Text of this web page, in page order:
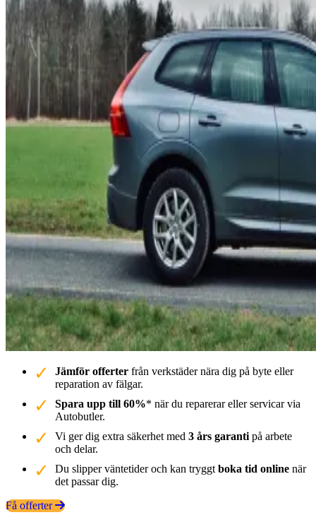
Jämför offerter från verkstäder nära dig på byte eller
reparation av fälgar.
Spara upp till 60%* när du reparerar eller servicar via
Autobutler.
Vi ger dig extra säkerhet med 3 års garanti på arbete
och delar.
Du slipper väntetider och kan tryggt boka tid online när
det passar dig.
Få offerter